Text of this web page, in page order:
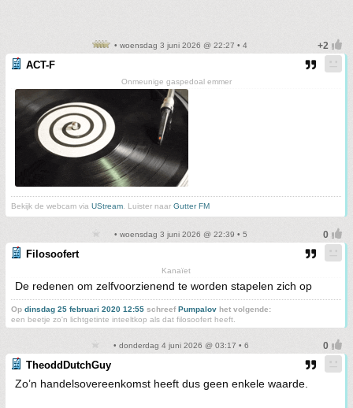
• woensdag 3 juni 2026 @ 22:27 • 4
ACT-F
Onmeunige gaspedoal emmer
Bekijk de webcam via UStream. Luister naar Gutter FM
• woensdag 3 juni 2026 @ 22:39 • 5
Filosoofert
Kanaïet
De redenen om zelfvoorzienend te worden stapelen zich op
Op dinsdag 25 februari 2020 12:55 schreefPumpalov het volgende:
een beetje zo'n lichtgetinte inteeltkop als dat filosoofert heeft.
• donderdag 4 juni 2026 @ 03:17 • 6
TheoddDutchGuy
Zo’n handelsovereenkomst heeft dus geen enkele waarde.